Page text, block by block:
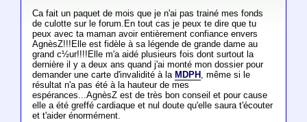
Ca fait un paquet de mois que je n'ai pas trainé mes fonds
de culotte sur le forum.En tout cas je peux te dire que tu
peux avec ta maman avoir entièrement confiance envers
AgnèsZ!!!Elle est fidèle à sa légende de grande dame au
grand c½ur!!!!Elle m'a aidé plusieurs fois dont surtout la
dernière il y a deux ans quand j'ai monté mon dossier pour
demander une carte d'invalidité à la MDPH , même si le
résultat n'a pas été à la hauteur de mes
espérances...AgnèsZ est de très bon conseil et pour cause
elle a été greffé cardiaque et nul doute qu'elle saura t'écouter
et t'aider énormément.